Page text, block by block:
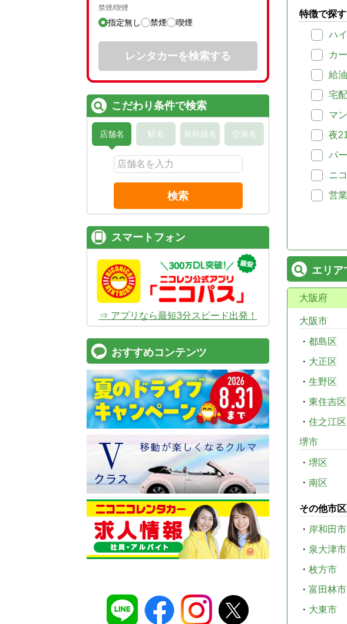
特徴で探す
ハ
カ
給
宅
マ
夜
パ
ニ
営
エリア
大阪府
大阪市
・ 都島区
・ 大正区
・ 生野区
・ 東住吉区
・ 住之江区
堺市
・ 堺区
・ 南区
その他市
・ 岸和田市
・ 泉大津市
・ 枚方市
・ 富田林市
・ 大東市
禁煙/喫煙
指定無し 禁煙 喫煙
レンタカーを検索する
こだわり条件で検索
店舗名 駅名 新幹線名 空港名
検索
スマートフォン
⇒ アプリなら最短3分スピード出発！
おすすめコンテンツ